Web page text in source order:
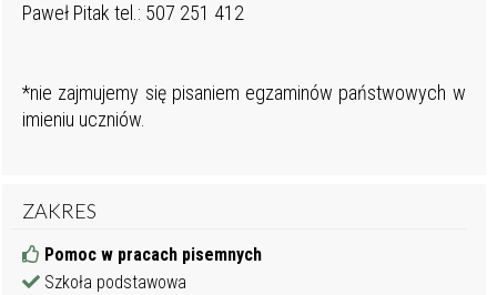
Paweł Pitak tel.: 507 251 412
*nie zajmujemy się pisaniem egzaminów państwowych w
imieniu uczniów.
ZAKRES
Pomoc w pracach pisemnych
Szkoła podstawowa